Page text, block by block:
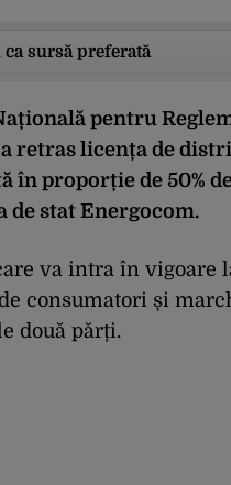
sursă preferată
pentru
retras licența de
în proporție de 50%
de stat Energocom.
va intra în vigoare
consumatori și
două părți.